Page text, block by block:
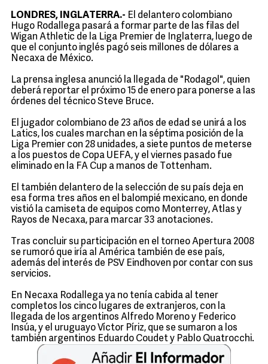
LONDRES, INGLATERRA.- El delantero colombiano
Hugo Rodallega pasará a formar parte de las filas del
Wigan Athletic de la Liga Premier de Inglaterra, luego de
que el conjunto inglés pagó seis millones de dólares a
Necaxa de México.
La prensa inglesa anunció la llegada de "Rodagol", quien
deberá reportar el próximo 15 de enero para ponerse a las
órdenes del técnico Steve Bruce.
El jugador colombiano de 23 años de edad se unirá a los
Latics, los cuales marchan en la séptima posición de la
Liga Premier con 28 unidades, a siete puntos de meterse
a los puestos de Copa UEFA, y el viernes pasado fue
eliminado en la FA Cup a manos de Tottenham.
El también delantero de la selección de su país deja en
esa forma tres años en el balompié mexicano, en donde
vistió la camiseta de equipos como Monterrey, Atlas y
Rayos de Necaxa, para marcar 33 anotaciones.
Tras concluir su participación en el torneo Apertura 2008
se rumoró que iría al América también de ese país,
además del interés de PSV Eindhoven por contar con sus
servicios.
En Necaxa Rodallega ya no tenía cabida al tener
completos los cinco lugares de extranjeros, con la
llegada de los argentinos Alfredo Moreno y Federico
Insúa, y el uruguayo Víctor Píriz, que se sumaron a los
también argentinos Eduardo Coudet y Pablo Quatrocchi.